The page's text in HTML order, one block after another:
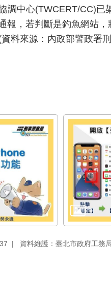
中心(TWCERT/CC)已
，若判斷是釣魚網站
料來源：內政部警政署
資料維護：臺北市政府工務